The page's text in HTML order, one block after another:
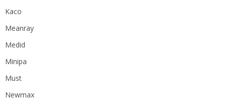
Kaco
Meanray
Medid
Minipa
Must
Newmax